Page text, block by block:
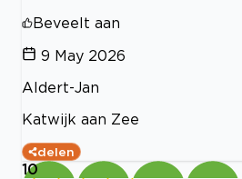
Beveelt aan
9 May 2026
Aldert-Jan
Katwijk aan Zee
delen
10